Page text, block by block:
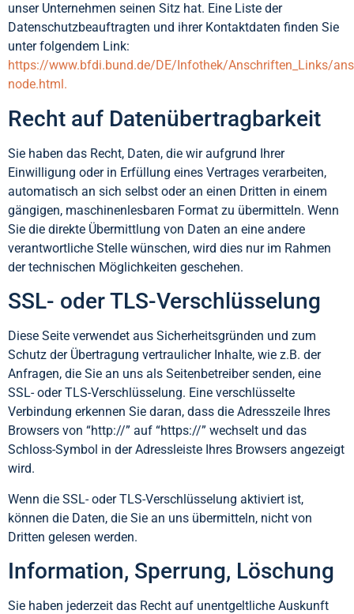
unser Unternehmen seinen Sitz hat. Eine Liste der
Datenschutzbeauftragten und ihrer Kontaktdaten finden Sie
unter folgendem Link:
https://www.bfdi.bund.de/DE/Infothek/Anschriften_Links/
node.html.
Recht auf Datenübertragbarkeit
Sie haben das Recht, Daten, die wir aufgrund Ihrer
Einwilligung oder in Erfüllung eines Vertrages verarbeiten,
automatisch an sich selbst oder an einen Dritten in einem
gängigen, maschinenlesbaren Format zu übermitteln. Wenn
Sie die direkte Übermittlung von Daten an eine andere
verantwortliche Stelle wünschen, wird dies nur im Rahmen
der technischen Möglichkeiten geschehen.
SSL- oder TLS-Verschlüsselung
Diese Seite verwendet aus Sicherheitsgründen und zum
Schutz der Übertragung vertraulicher Inhalte, wie z.B. der
Anfragen, die Sie an uns als Seitenbetreiber senden, eine
SSL- oder TLS-Verschlüsselung. Eine verschlüsselte
Verbindung erkennen Sie daran, dass die Adresszeile Ihres
Browsers von “http://” auf “https://” wechselt und das
Schloss-Symbol in der Adressleiste Ihres Browsers angezeigt
wird.
Wenn die SSL- oder TLS-Verschlüsselung aktiviert ist,
können die Daten, die Sie an uns übermitteln, nicht von
Dritten gelesen werden.
Information, Sperrung, Löschung
Sie haben jederzeit das Recht auf unentgeltliche Auskunft